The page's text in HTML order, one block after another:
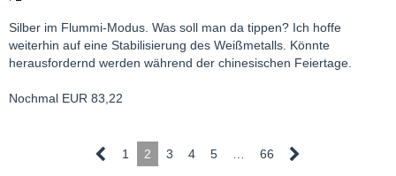
Silber im Flummi-Modus. Was soll man da tippen? Ich hoffe
weiterhin auf eine Stabilisierung des Weißmetalls. Könnte
herausfordernd werden während der chinesischen Feiertage.
Nochmal EUR 83,22
1 2 3 4 5 … 66